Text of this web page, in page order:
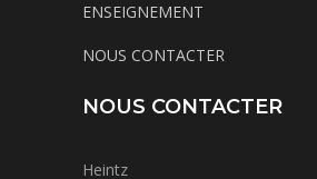
ENSEIGNEMENT
NOUS CONTACTER
NOUS CONTACTER
Heintz